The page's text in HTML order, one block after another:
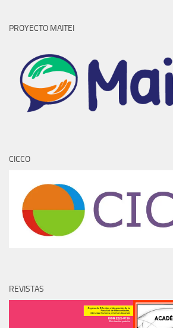
PROYECTO MAITEI
CICCO
REVISTAS